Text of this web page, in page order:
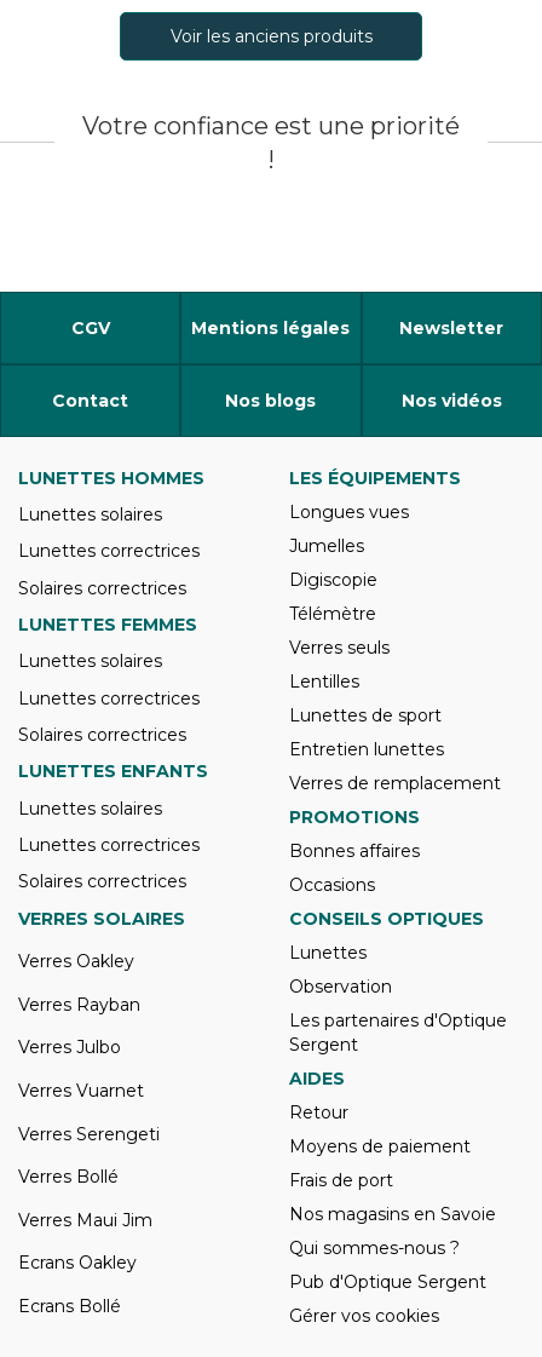
Voir les anciens produits
Votre confiance est une priorité
!
CGV Mentions légales Newsletter
Contact Nos blogs Nos vidéos
LUNETTES HOMMES
Lunettes solaires
Lunettes correctrices
Solaires correctrices
LUNETTES FEMMES
Lunettes solaires
Lunettes correctrices
Solaires correctrices
LUNETTES ENFANTS
Lunettes solaires
Lunettes correctrices
Solaires correctrices
LES ÉQUIPEMENTS
Longues vues
Jumelles
Digiscopie
Télémètre
Verres seuls
Lentilles
Lunettes de sport
Entretien lunettes
Verres de remplacement
PROMOTIONS
Bonnes affaires
Occasions
VERRES SOLAIRES
Verres Oakley
Verres Rayban
Verres Julbo
Verres Vuarnet
Verres Serengeti
Verres Bollé
Verres Maui Jim
Ecrans Oakley
Ecrans Bollé
CONSEILS OPTIQUES
Lunettes
Observation
Les partenaires d'Optique
Sergent
AIDES
Retour
Moyens de paiement
Frais de port
Nos magasins en Savoie
Qui sommes-nous ?
Pub d'Optique Sergent
Gérer vos cookies